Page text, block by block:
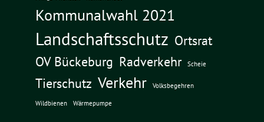
Kommunalwahl 2021
Landschaftsschutz Ortsrat
OV Bückeburg Radverkehr Scheie
Tierschutz Verkehr Volksbegehren
Wildbienen Wärmepumpe